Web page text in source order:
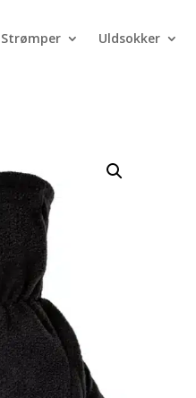
Strømper Uldsokker